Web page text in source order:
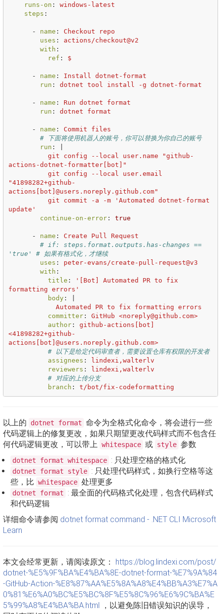
runs-on :
windows-latest
steps :
- name :
Checkout repo
uses :
actions/checkout@v2
with :
ref : $
- name :
Install dotnet-format
run : dotnet tool install -g dotnet-format
- name :
Run dotnet format
run : dotnet format
- name :
Commit files
# 下面将使用机器人的账号，你可以替换为你自己的账号
run :
git config --local user.name "github-
actions-dotnet-formatter[bot]"
git config --local user.email
"41898282+github-
actions[bot]@users.noreply.github.com"
git commit -a -m 'Automated dotnet-format
update'
continue-on-error: true
- name :
Create Pull Request
# if: steps.format.outputs.has-changes ==
'true' # 如果有格式化，才继续
uses :
peter-evans/create-pull-request@v3
with :
title : ' [Bot] Automated PR to
fix
formatting errors'
body:
Automated PR to fix formatting errors
committer:
GitHub <noreply@github.com>
author:
github-actions[bot]
<41898282+github-
actions[bot]@users.noreply.github.com>
# 以下是给定代码审查者，需要设置仓库有权限的开发者
assignees :
lindexi,walterlv
reviewers :
lindexi,walterlv
# 对应的上传分支
branch : t/bot/fix-codeformatting
以上的 dotnet format 命令为全格式化命令，将会进行一些
代码逻辑上的修复更改，如果只期望更改代码样式而不包含任
何代码逻辑更改，可以带上 whitespace 或 style 参数
dotnet format whitespace : 只处理空格的格式化
dotnet format style : 只处理代码样式，如换行空格等这
些，比 whitespace 处理更多
dotnet format
: 最全面的代码格式化处理，包含代码样式
和代码逻辑
详细命令请参阅 dotnet format command - .NET CLI Microsoft
Learn
本文会经常更新，请阅读原文：
https://blog.lindexi.com/post/
dotnet-%E5%9F%BA%E4%BA%8E-dotnet-format-%E7%9A%84
-GitHub-Action-%E8%87%AA%E5%8A%A8%E4%BB%A3%E7%A
0%81%E6%A0%BC%E5%BC%8F%E5%8C%96%E6%9C%BA%E
5%99%A8%E4%BA%BA.html
，以避免陈旧错误知识的误导，